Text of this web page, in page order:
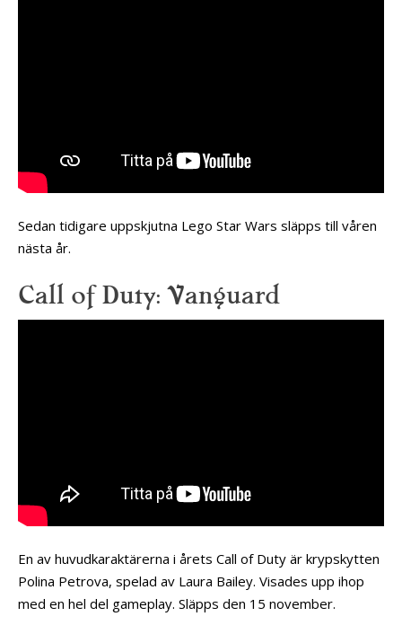
Sedan tidigare uppskjutna Lego Star Wars släpps till våren
nästa år.
Call of Duty: Vanguard
En av huvudkaraktärerna i årets Call of Duty är krypskytten
Polina Petrova, spelad av Laura Bailey. Visades upp ihop
med en hel del gameplay. Släpps den 15 november.